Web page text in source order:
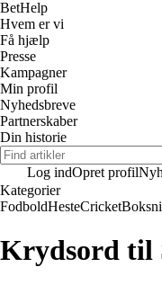
BetHelp
Hvem er vi
Få hjælp
Presse
Kampagner
Min profil
Nyhedsbreve
Partnerskaber
Din historie
Log indOpret profil
Kategorier
FodboldHesteCricket
Krydsord til